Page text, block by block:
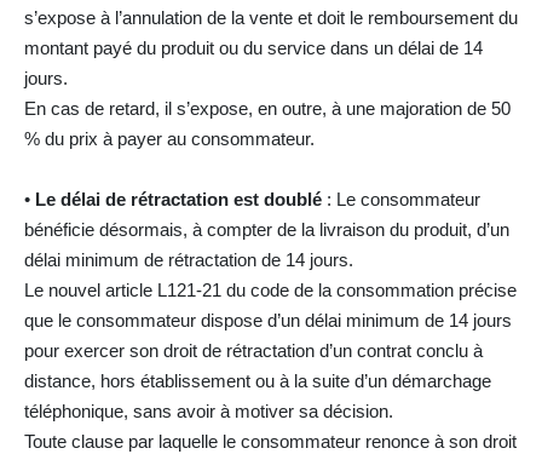
s’expose à l’annulation de la vente et doit le remboursement du
montant payé du produit ou du service dans un délai de 14
jours.
En cas de retard, il s’expose, en outre, à une majoration de 50
% du prix à payer au consommateur.
• Le délai de rétractation est doublé : Le consommateur
bénéficie désormais, à compter de la livraison du produit, d’un
délai minimum de rétractation de 14 jours.
Le nouvel article L121-21 du code de la consommation précise
que le consommateur dispose d’un délai minimum de 14 jours
pour exercer son droit de rétractation d’un contrat conclu à
distance, hors établissement ou à la suite d’un démarchage
téléphonique, sans avoir à motiver sa décision.
Toute clause par laquelle le consommateur renonce à son droit